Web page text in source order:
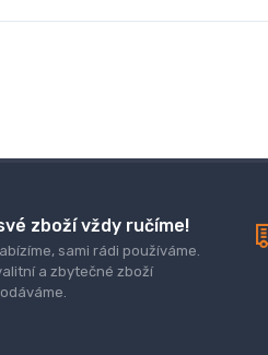
zboží vždy ručíme!
sami rádi používáme.
a zbytečné zboží